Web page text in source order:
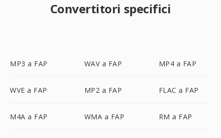
Convertitori specifici
MP3 a FAP WAV a FAP MP4 a FAP
WVE a FAP MP2 a FAP FLAC a FAP
M4A a FAP WMA a FAP RM a FAP